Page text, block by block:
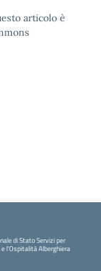
articolo è
di Stato Servizi per
l'Ospitalità Alberghiera